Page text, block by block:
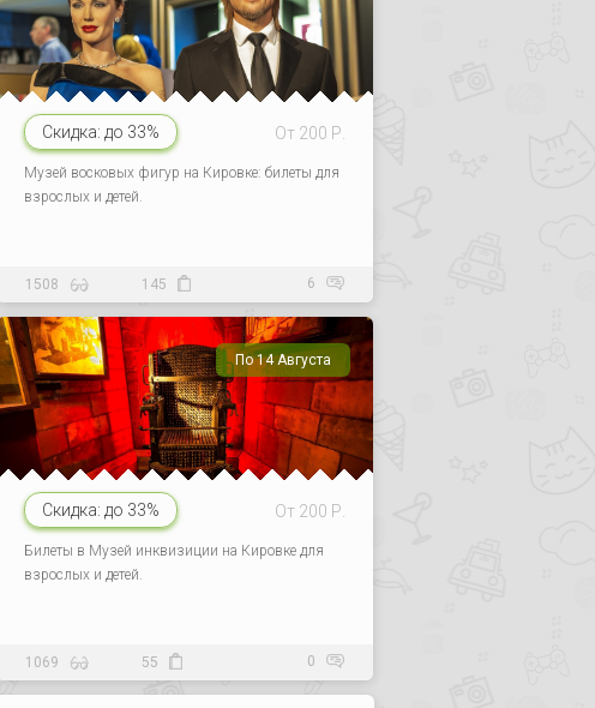
Скидка: до 33% От 200 Р.
Музей восковых фигур на Кировке: билеты для
взрослых и детей.
1508 145 6
По 14 Августа
Скидка: до 33% От 200 Р.
Билеты в Музей инквизиции на Кировке для
взрослых и детей.
1069 55 0